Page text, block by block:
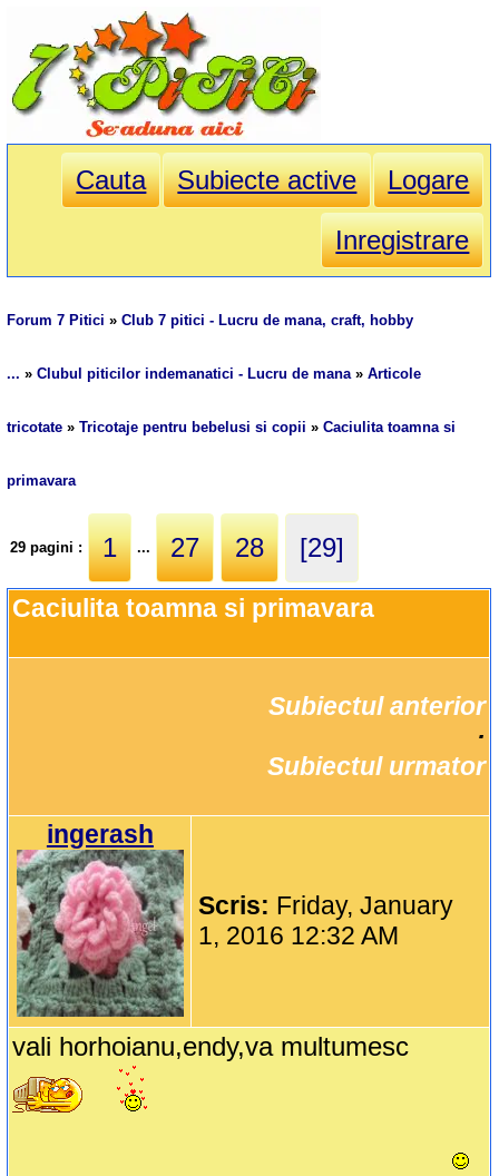
Cauta Subiecte active
Logare
Inregistrare
Forum 7 Pitici »Club 7 pitici - Lucru de mana, craft, hobby
... »Clubul piticilor indemanatici - Lucru de mana»Articole
tricotate »Tricotaje pentru bebelusi si copii »Caciulita toamna si
primavara
29 pagini : 1 ... 27 28 [29]
Caciulita toamna si primavara
Subiectul anterior
Subiectul urmator
ingerash
Scris: Friday, January
1, 2016 12:32 AM
vali horhoianu,endy,va multumesc